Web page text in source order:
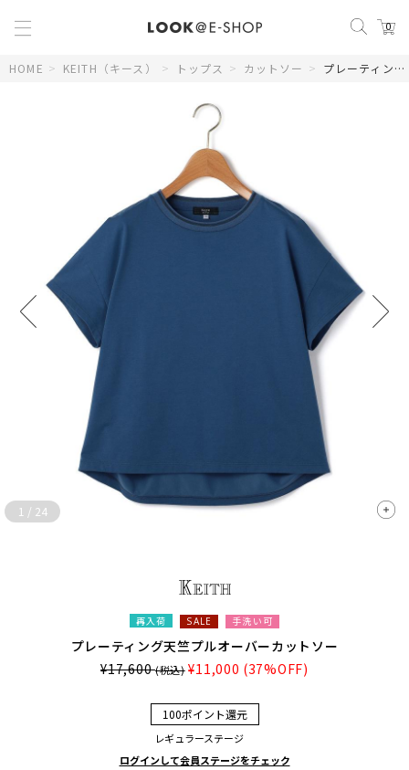
0
HOME > KEITH（キース） > トップス > カットソー > プレーティング天竺プルオーバーカットソー
1 / 24
再入荷 SALE 手洗い可
プレーティング天竺プルオーバーカットソー
¥17,600(税込) ¥11,000 (37%OFF)
100ポイント還元
レギュラーステージ
ログインして会員ステージをチェック